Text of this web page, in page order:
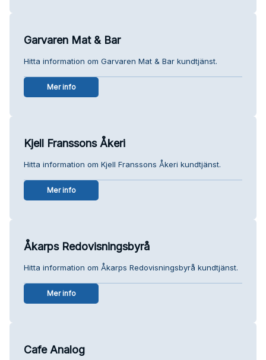
Garvaren Mat & Bar
Hitta information om Garvaren Mat & Bar kundtjänst.
Mer info
Kjell Franssons Åkeri
Hitta information om Kjell Franssons Åkeri kundtjänst.
Mer info
Åkarps Redovisningsbyrå
Hitta information om Åkarps Redovisningsbyrå kundtjänst.
Mer info
Cafe Analog